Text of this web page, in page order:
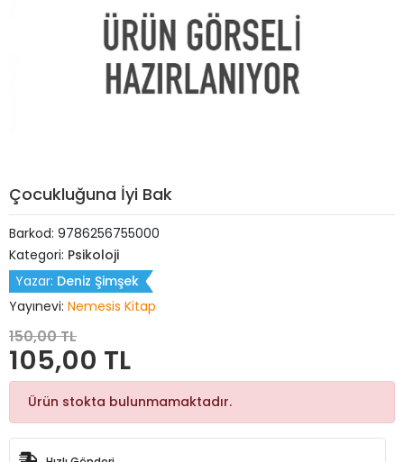
Çocukluğuna İyi Bak
Barkod: 9786256755000
Kategori: Psikoloji
Yazar: Deniz Şimşek
Yayınevi: Nemesis Kitap
150,00 TL
105,00 TL
Ürün stokta bulunmamaktadır.